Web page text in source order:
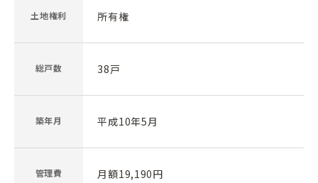
土地権利 所有権
総戸数 38戸
築年月 平成10年5月
管理費 月額19,190円